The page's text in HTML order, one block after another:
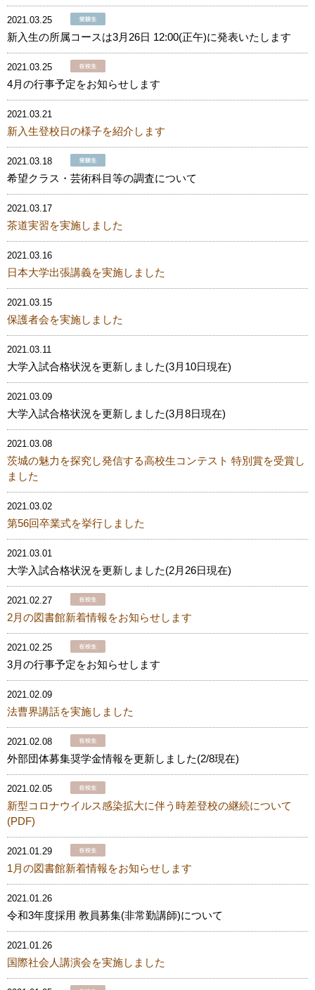
2021.03.25
新入生の所属コースは3月26日 12:00(正午)に発表いたします
2021.03.25
4月の行事予定をお知らせします
2021.03.21
新入生登校日の様子を紹介します
2021.03.18
希望クラス・芸術科目等の調査について
2021.03.17
茶道実習を実施しました
2021.03.16
日本大学出張講義を実施しました
2021.03.15
保護者会を実施しました
2021.03.11
大学入試合格状況を更新しました(3月10日現在)
2021.03.09
大学入試合格状況を更新しました(3月8日現在)
2021.03.08
茨城の魅力を探究し発信する高校生コンテスト 特別賞を受賞し
ました
2021.03.02
第56回卒業式を挙行しました
2021.03.01
大学入試合格状況を更新しました(2月26日現在)
2021.02.27
2月の図書館新着情報をお知らせします
2021.02.25
3月の行事予定をお知らせします
2021.02.09
法曹界講話を実施しました
2021.02.08
外部団体募集奨学金情報を更新しました(2/8現在)
2021.02.05
新型コロナウイルス感染拡大に伴う時差登校の継続について
(PDF)
2021.01.29
1月の図書館新着情報をお知らせします
2021.01.26
令和3年度採用 教員募集(非常勤講師)について
2021.01.26
国際社会人講演会を実施しました